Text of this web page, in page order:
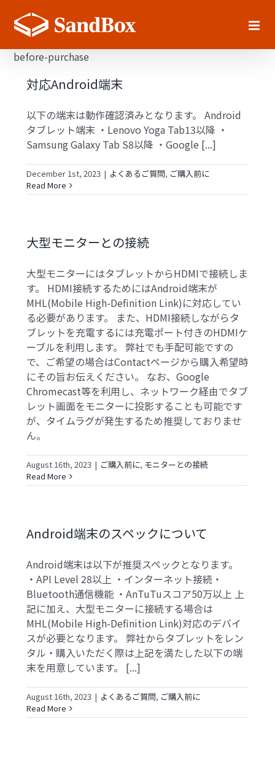
content
before-purchase
対応Android端末
以下の端末は動作確認済みとなります。 Android
タブレット端末 ・Lenovo Yoga Tab13以降 ・
Samsung Galaxy Tab S8以降 ・Google [...]
December 1st, 2023 | よくあるご質問, ご購入前に
Read More
大型モニターとの接続
大型モニターにはタブレットからHDMIで接続しま
す。 HDMI接続するためにはAndroid端末が
MHL(Mobile High-Definition Link)に対応してい
る必要があります。 また、HDMI接続しながらタ
ブレットを充電するには充電ポート付きのHDMIケ
ーブルを利用します。 弊社でも手配可能ですの
で、ご希望の場合はContactページから購入希望時
にその旨お伝えください。 なお、Google
Chromecast等を利用し、ネットワーク経由でタブ
レット画面をモニターに投影することも可能です
が、タイムラグが発生するため推奨しておりませ
ん。
August 16th, 2023 | ご購入前に, モニターとの接続
Read More
Android端末のスペックについて
Android端末は以下が推奨スペックとなります。
・API Level 28以上 ・インターネット接続・
Bluetooth通信機能 ・AnTuTuスコア50万以上 上
記に加え、大型モニターに接続する場合は
MHL(Mobile High-Definition Link)対応のデバイ
スが必要となります。 弊社からタブレットをレン
タル・購入いただく際は上記を満たした以下の端
末を用意しています。 [...]
August 16th, 2023 | よくあるご質問, ご購入前に
Read More